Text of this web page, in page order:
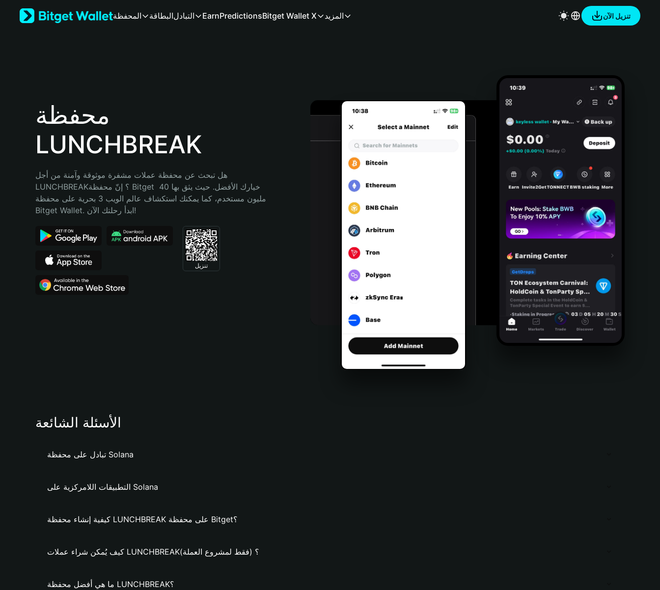
Português (Portugal)
Bahasa Indonesia
Português (Brasil)
Español (Argentina)
المحفظة البطاقةالتبادل EarnPredictionsBitget Wallet X المزيد تنزيل الآن
محفظة
LUNCHBREAK
هل تبحث عن محفظة عملات مشفرة موثوقة وآمنة من أجل
LUNCHBREAK؟ إنّ محفظة Bitget خيارك الأفضل. حيث يثق بها 40
مليون مستخدم، كما يمكنك استكشاف عالم الويب 3 بحرية على محفظة
Bitget Wallet. ابدأ رحلتك الآن!
تنزيل
الأسئلة الشائعة
تبادل على محفظة Solana
التطبيقات اللامركزية على Solana
كيفية إنشاء محفظة LUNCHBREAK على محفظة Bitget؟
كيف يُمكن شراء عملات LUNCHBREAK؟ (فقط لمشروع العملة)
ما هي أفضل محفظة LUNCHBREAK؟